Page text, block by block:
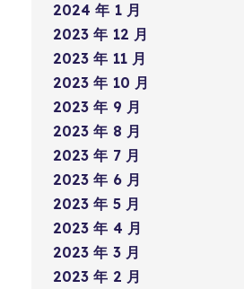
2024 年 1 月
2023 年 12 月
2023 年 11 月
2023 年 10 月
2023 年 9 月
2023 年 8 月
2023 年 7 月
2023 年 6 月
2023 年 5 月
2023 年 4 月
2023 年 3 月
2023 年 2 月